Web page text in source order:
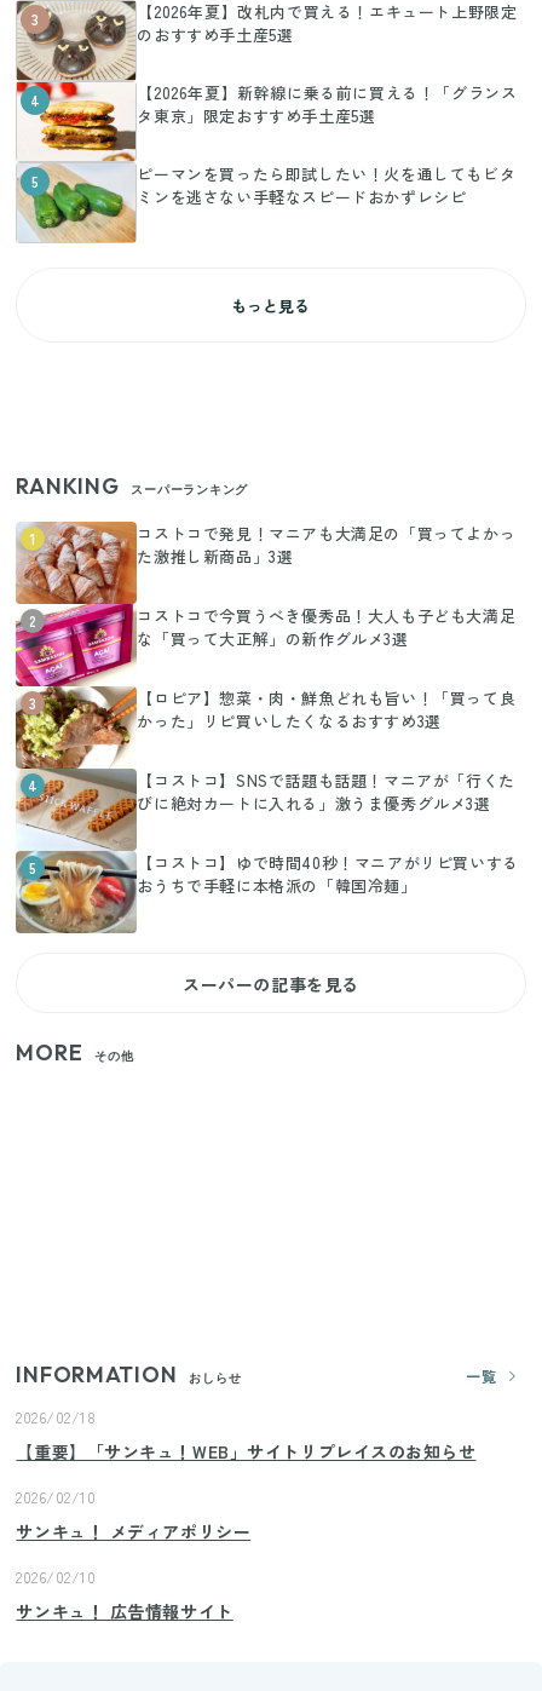
3
【2026年夏】改札内で買える！エキュート上野限定
のおすすめ手土産5選
4
【2026年夏】新幹線に乗る前に買える！「グランス
タ東京」限定おすすめ手土産5選
5
ピーマンを買ったら即試したい！火を通してもビタ
ミンを逃さない手軽なスピードおかずレシピ
もっと見る
RANKING スーパーランキング
1
コストコで発見！マニアも大満足の「買ってよかっ
た激推し新商品」3選
2
コストコで今買うべき優秀品！大人も子ども大満足
な「買って大正解」の新作グルメ3選
3
【ロピア】惣菜・肉・鮮魚どれも旨い！「買って良
かった」リピ買いしたくなるおすすめ3選
4
【コストコ】SNSで話題も話題！マニアが「行くた
びに絶対カートに入れる」激うま優秀グルメ3選
5
【コストコ】ゆで時間40秒！マニアがリピ買いする
おうちで手軽に本格派の「韓国冷麺」
スーパーの記事を見る
MORE その他
INFORMATION おしらせ
一覧
2026/02/18
【重要】「サンキュ！WEB」サイトリプレイスのお知らせ
2026/02/10
サンキュ！ メディアポリシー
2026/02/10
サンキュ！ 広告情報サイト